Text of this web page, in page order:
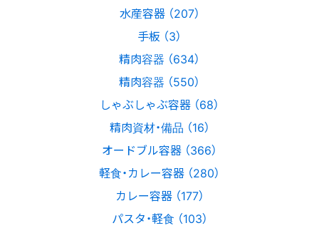
水産容器 （207）
手板 （3）
精肉容器 （634）
精肉容器 （550）
しゃぶしゃぶ容器 （68）
精肉資材・備品 （16）
オードブル容器 （366）
軽食・カレー容器 （280）
カレー容器 （177）
パスタ・軽食 （103）